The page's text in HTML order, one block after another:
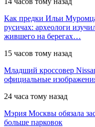
Как предки Ильи
русичах: археологи
жившего на берегах…
15 часов тому назад
Младший кроссовер
официальные
24 часа тому назад
Мэрия Москвы обязала
больше парковок